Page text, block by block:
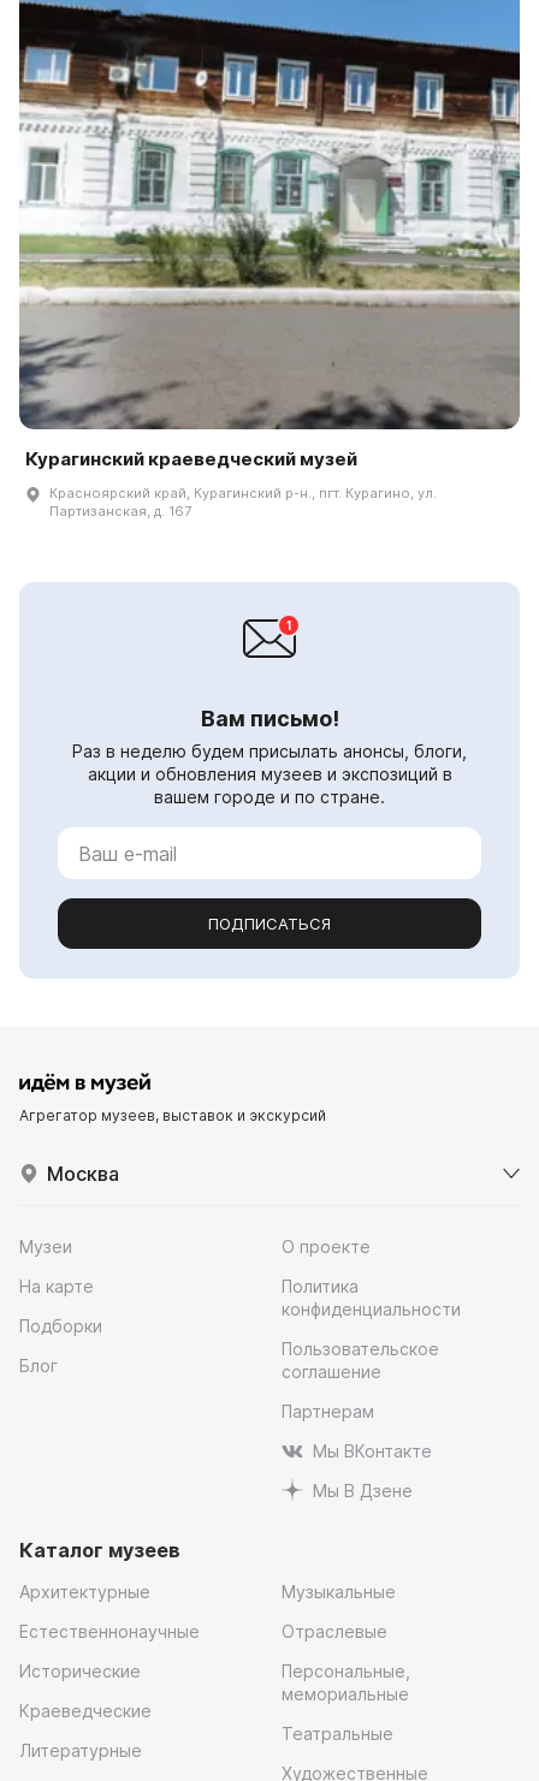
Курагинский краеведческий музей
Красноярский край, Курагинский р-н., пгт. Курагино, ул.
Партизанская, д. 167
Вам письмо!
Раз в неделю будем присылать анонсы, блоги,
акции и обновления музеев и экспозиций в
вашем городе и по стране.
ПОДПИСАТЬСЯ
Агрегатор музеев, выставок и экскурсий
Москва
Музеи
На карте
Подборки
Блог
О проекте
Политика
конфиденциальности
Пользовательское
соглашение
Партнерам
Мы ВКонтакте
Мы В Дзене
Каталог музеев
Архитектурные
Естественнонаучные
Исторические
Краеведческие
Литературные
Музыкальные
Отраслевые
Персональные,
мемориальные
Театральные
Художественные